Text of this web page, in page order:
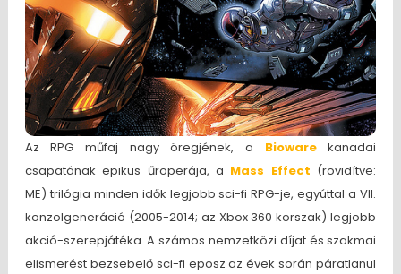
Az RPG műfaj nagy öregjének, a Biowarekanadai
csapatának epikus űroperája, a Mass Effect (rövidítve:
ME) trilógia minden idők legjobb sci-fi RPG-je, egyúttal a VII.
konzolgeneráció (2005-2014; az Xbox 360 korszak) legjobb
akció-szerepjátéka. A számos nemzetközi díjat és szakmai
elismerést bezsebelő sci-fi eposz az évek során páratlanul